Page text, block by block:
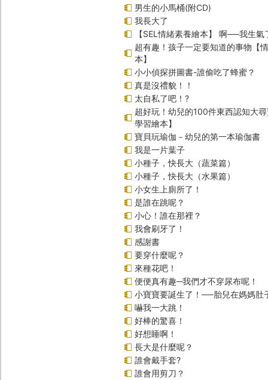
男生的小馬桶(附CD)
我長大了
【SEL情緒素養繪本】 啊──我生氣
超有趣！孩子一定要知道的事物【
本】
小小偵探拼圖書-誰偷吃了蜂蜜？
真是沒禮貌！！
太自私了吧！?
超好玩！幼兒的100件東西認知大
學習繪本】
寶貝玩瑜伽－幼兒的第一本瑜伽書
我是一片葉子
小種子，快長大（蔬菜篇）
小種子，快長大（水果篇）
小女生上廁所了！
是誰在跳呢？
小心！誰在那裡？
我會刷牙了！
感謝書
要穿什麼呢？
來種花吧！
便便真有趣─我們才不穿尿布呢！
小寶寶要誕生了！──胎兒在媽媽肚
嚇我一大跳！
好棒的驚喜！
好想睡啊！
長大是什麼呢？
誰會戴手套?
誰會用剪刀？